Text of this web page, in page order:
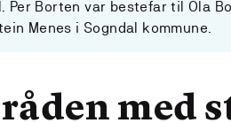
Per Borten var bestefar til Ola
Menes i Sogndal kommune.
med